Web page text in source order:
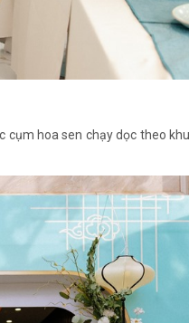
cụm hoa sen chạy dọc theo